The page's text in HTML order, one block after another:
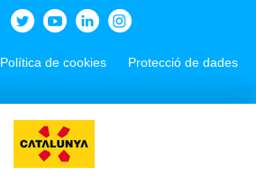
Política de cookies Protecció de dades